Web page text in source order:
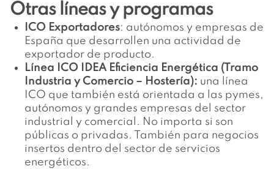
Otras líneas y programas
ICO Exportadores: autónomos y empresas de
España que desarrollen una actividad de
exportador de producto.
Línea ICO IDEA Eficiencia Energética (Tramo
Industria y Comercio – Hostería): una línea
ICO que también está orientada a las pymes,
autónomos y grandes empresas del sector
industrial y comercial. No importa si son
públicas o privadas. También para negocios
insertos dentro del sector de servicios
energéticos.